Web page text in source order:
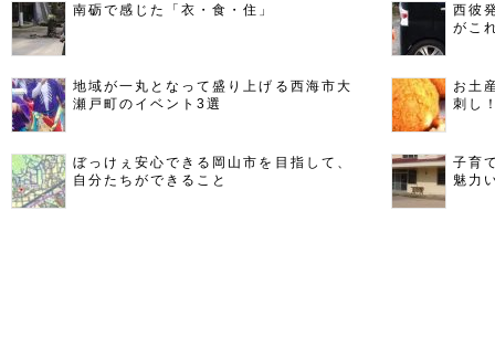
南砺で感じた「衣・食・住」
西彼
がこ
地域が一丸となって盛り上げる西海市大
瀬戸町のイベント3選
お土
刺し
ぼっけぇ安心できる岡山市を目指して、
自分たちができること
子育
魅力